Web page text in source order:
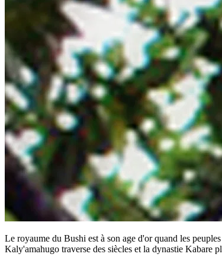
Le royaume du Bushi est à son age d'or quand les
Kaly'amahugo traverse des siècles et la dynastie Kabare